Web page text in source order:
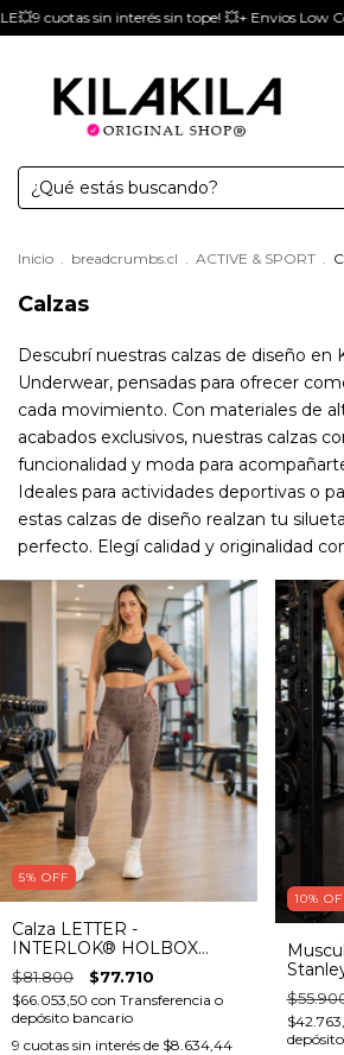
Envios Low Cost + 15% Extra con transferencia
Inicio . breadcrumbs.cl . ACTIVE & SPORT .
Calzas
Descubrí nuestras calzas de diseño en
Underwear, pensadas para ofrecer
cada movimiento. Con materiales de
acabados exclusivos, nuestras calzas
funcionalidad y moda para
Ideales para actividades deportivas o
estas calzas de diseño realzan tu
perfecto. Elegí calidad y originalidad
5% OFF
Calza LETTER -
INTERLOK® HOLBOX
Butty Push Up
(FLATSEAMER)
$81.800 $77.710
$66.053,50 con Transferencia o
depósito bancario
9 cuotas sin interés de $8.634,44
10%